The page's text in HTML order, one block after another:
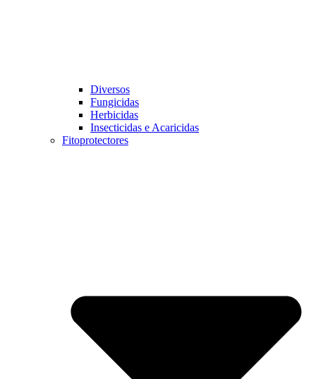
Diversos
Fungicidas
Herbicidas
Insecticidas e Acaricidas
Fitoprotectores